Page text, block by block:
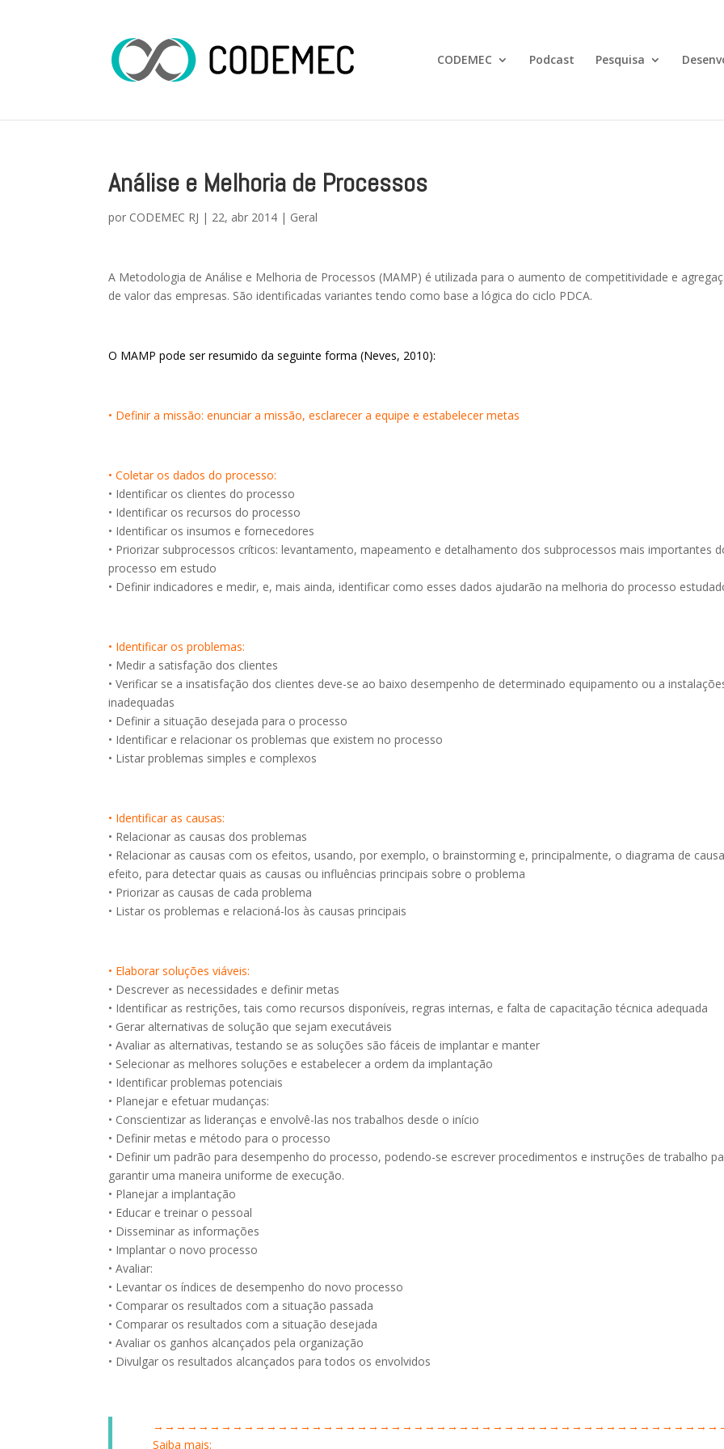
CODEMEC Podcast Pesquisa
Análise e Melhoria de Processos
por CODEMEC RJ | 22, abr 2014 | Geral
A Metodologia de Análise e Melhoria de Processos (MAMP) é utilizada para o aumento de competitividade e
de valor das empresas. São identificadas variantes tendo como base a lógica do ciclo PDCA.
O MAMP pode ser resumido da seguinte forma (Neves, 2010):
• Definir a missão: enunciar a missão, esclarecer a equipe e estabelecer metas
• Coletar os dados do processo:
• Identificar os clientes do processo
• Identificar os recursos do processo
• Identificar os insumos e fornecedores
• Priorizar subprocessos críticos: levantamento, mapeamento e detalhamento dos subprocessos mais importantes
processo em estudo
• Definir indicadores e medir, e, mais ainda, identificar como esses dados ajudarão na melhoria do processo
• Identificar os problemas:
• Medir a satisfação dos clientes
• Verificar se a insatisfação dos clientes deve-se ao baixo desempenho de determinado equipamento ou a
inadequadas
• Definir a situação desejada para o processo
• Identificar e relacionar os problemas que existem no processo
• Listar problemas simples e complexos
• Identificar as causas:
• Relacionar as causas dos problemas
• Relacionar as causas com os efeitos, usando, por exemplo, o brainstorming e, principalmente, o diagrama de
efeito, para detectar quais as causas ou influências principais sobre o problema
• Priorizar as causas de cada problema
• Listar os problemas e relacioná-los às causas principais
• Elaborar soluções viáveis:
• Descrever as necessidades e definir metas
• Identificar as restrições, tais como recursos disponíveis, regras internas, e falta de capacitação técnica adequada
• Gerar alternativas de solução que sejam executáveis
• Avaliar as alternativas, testando se as soluções são fáceis de implantar e manter
• Selecionar as melhores soluções e estabelecer a ordem da implantação
• Identificar problemas potenciais
• Planejar e efetuar mudanças:
• Conscientizar as lideranças e envolvê-las nos trabalhos desde o início
• Definir metas e método para o processo
• Definir um padrão para desempenho do processo, podendo-se escrever procedimentos e instruções de trabalho
garantir uma maneira uniforme de execução.
• Planejar a implantação
• Educar e treinar o pessoal
• Disseminar as informações
• Implantar o novo processo
• Avaliar:
• Levantar os índices de desempenho do novo processo
• Comparar os resultados com a situação passada
• Comparar os resultados com a situação desejada
• Avaliar os ganhos alcançados pela organização
• Divulgar os resultados alcançados para todos os envolvidos
Saiba mais: